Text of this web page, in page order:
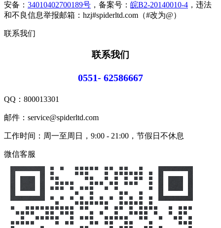
安备： 34010402700189号 ，备案号： 皖B2-20140010-4 ，违法
和不良信息举报邮箱：hzj#spiderltd.com（#改为@）
联系我们
联系我们
0551- 62586667
QQ： 800013301
邮件：service@spiderltd.com
工作时间：周一至周日，9:00 - 21:00，节假日不休息
微信客服